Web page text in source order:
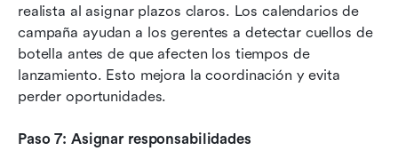
realista al asignar plazos claros. Los calendarios de
campaña ayudan a los gerentes a detectar cuellos de
botella antes de que afecten los tiempos de
lanzamiento. Esto mejora la coordinación y evita
perder oportunidades.
Paso 7: Asignar responsabilidades